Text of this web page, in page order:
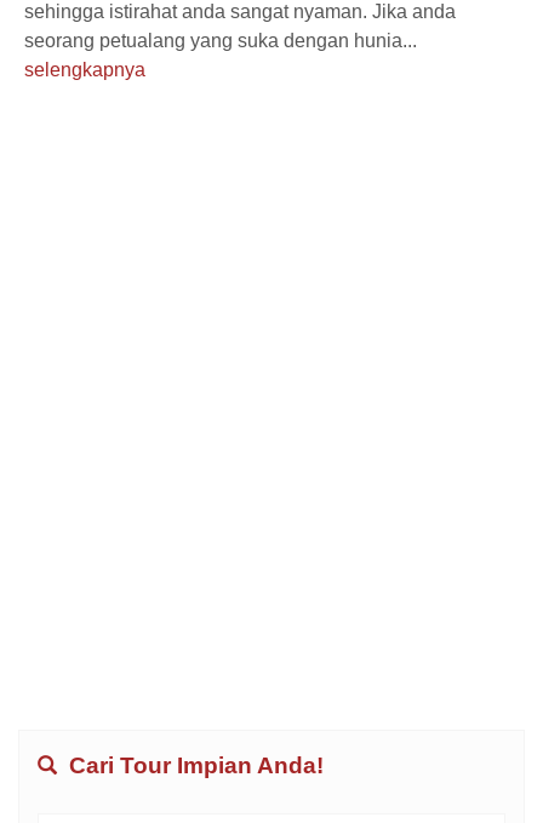
sehingga istirahat anda sangat nyaman. Jika anda
seorang petualang yang suka dengan hunia...
selengkapnya
Cari Tour Impian Anda!